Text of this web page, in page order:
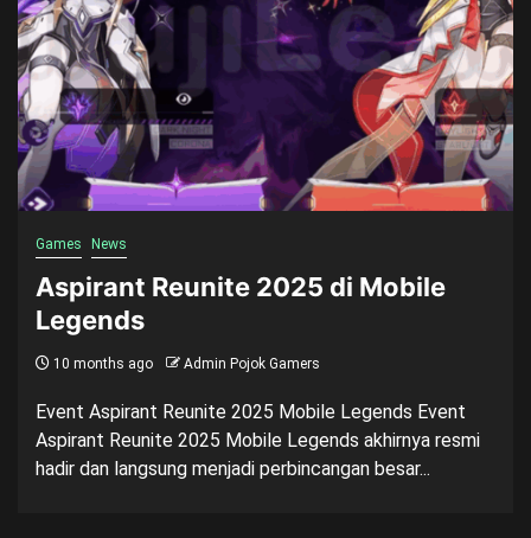
Games News
Aspirant Reunite 2025 di Mobile
Legends
10 months ago Admin Pojok Gamers
Event Aspirant Reunite 2025 Mobile Legends Event
Aspirant Reunite 2025 Mobile Legends akhirnya resmi
hadir dan langsung menjadi perbincangan besar...